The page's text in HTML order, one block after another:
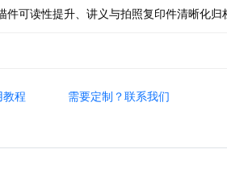
可读性提升、讲义与拍照复印件清晰化归
程 需要定制？联系我们